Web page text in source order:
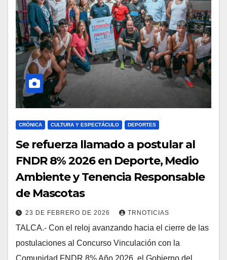
CRÓNICA CULTURA Y ESPECTÁCULO DEPORTES
Se refuerza llamado a postular al
FNDR 8% 2026 en Deporte, Medio
Ambiente y Tenencia Responsable
de Mascotas
23 DE FEBRERO DE 2026 TRNOTICIAS
TALCA.- Con el reloj avanzando hacia el cierre de las
postulaciones al Concurso Vinculación con la
Comunidad FNDR 8% Año 2026, el Gobierno del